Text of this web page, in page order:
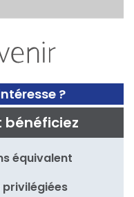
?
bénéficiez
équivalent